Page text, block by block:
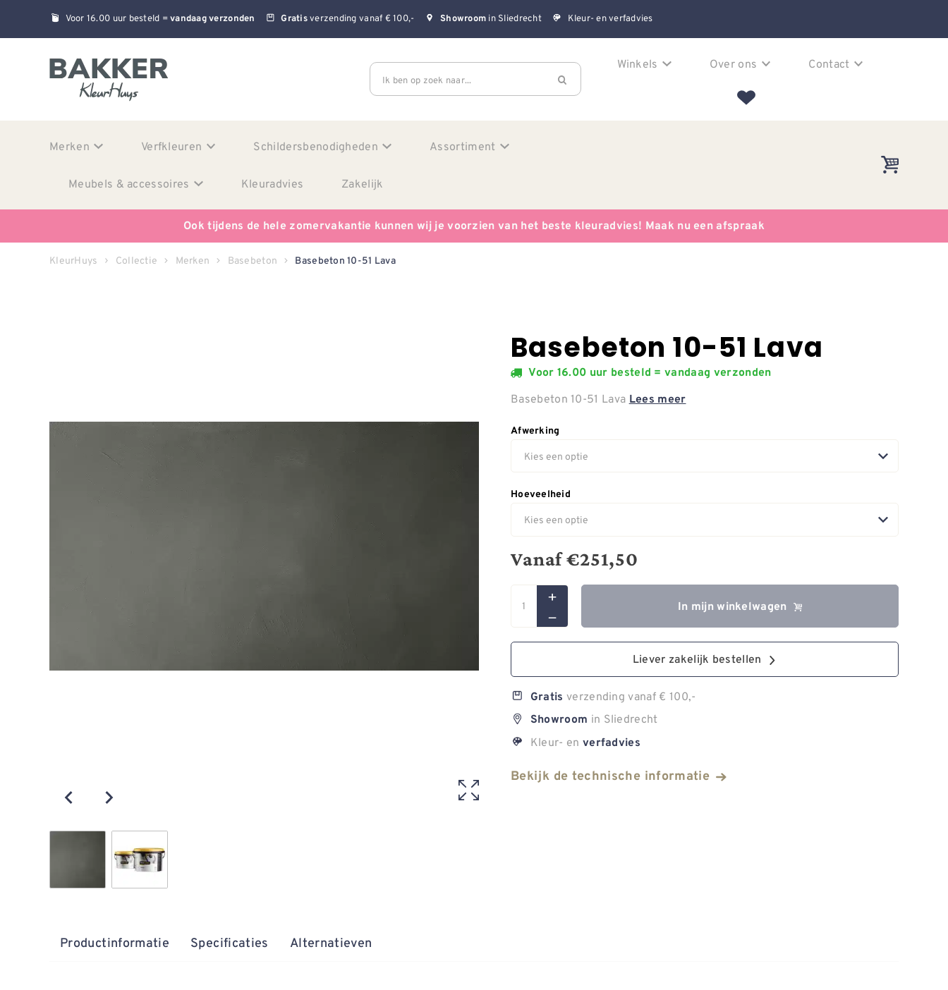
Voor 16.00 uur besteld =vandaag verzonden Gratisverzending vanaf € 100,- Showroom in Sliedrecht Kleur- en verfadvies
Ik ben op zoek naar...
Winkels Over ons Contact
Merken Verfkleuren Schildersbenodigheden Assortiment
Meubels & accessoires Kleuradvies Zakelijk
Ook tijdens de hele zomervakantie kunnen wij je voorzien van het beste kleuradvies! Maak nu een afspraak
KleurHuys Collectie Merken Basebeton Basebeton 10-51 Lava
Basebeton 10-51 Lava
Voor 16.00 uur besteld = vandaag verzonden
Basebeton 10-51 Lava Lees meer
Afwerking
Hoeveelheid
Vanaf€251,50
In mijn winkelwagen
Liever zakelijk bestellen
Gratis verzending vanaf € 100,-
Showroom in Sliedrecht
Kleur- en verfadvies
Bekijk de technische informatie
Productinformatie Specificaties Alternatieven